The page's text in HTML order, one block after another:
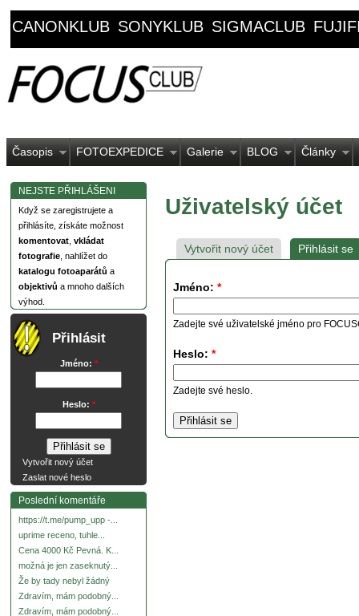
CANONKLUB SONYKLUB SIGMACLUB
Časopis FOTOEXPEDICE Galerie BLOG Články
NEJSTE PŘIHLÁŠENI
Když se zaregistrujete a
přihlásíte, získáte možnost
komentovat vkládat
fotografie , nahlížet do
katalogu fotoaparátů a
objektivů a mnoho dalších
výhod.
Přihlásit
Jméno: *
Heslo: *
Vytvořit nový účet
Zaslat nové heslo
Poslední komentáře
https://t.me/pump_upp -...
uprime receno, tuhle...
Cena 4000 Kč Pevná. K...
možná je jen zaseknutý...
Že by tady nebyl žádný
Zdravím, mám podobný...
Zdravím, mám podobný...
Uživatelský účet
Vytvořit nový účet Přihlásit se
Jméno: *
Zadejte své uživatelské jméno pro
Heslo: *
Zadejte své heslo.